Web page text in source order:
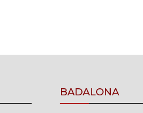
BADALONA